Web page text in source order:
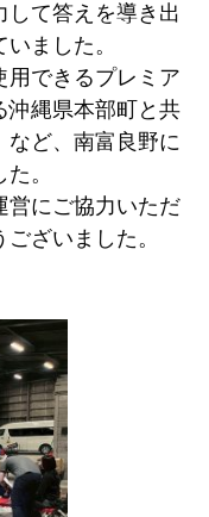
して答えを導き出
ました。
用できるプレミア
沖縄県本部町と共
など、南富良野に
。
営にご協力いただ
ざいました。